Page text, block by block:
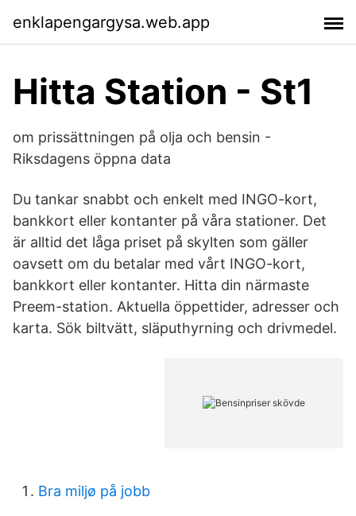
enklapengargysa.web.app
Hitta Station - St1
om prissättningen på olja och bensin -
Riksdagens öppna data
Du tankar snabbt och enkelt med INGO-kort,
bankkort eller kontanter på våra stationer. Det
är alltid det låga priset på skylten som gäller
oavsett om du betalar med vårt INGO-kort,
bankkort eller kontanter. Hitta din närmaste
Preem-station. Aktuella öppettider, adresser och
karta. Sök biltvätt, släputhyrning och drivmedel.
Bra miljø på jobb